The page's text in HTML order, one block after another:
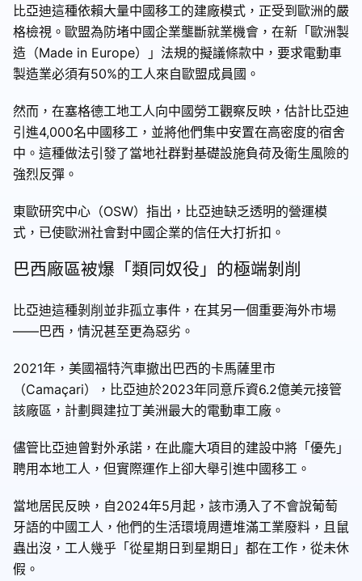
比亞迪這種依賴大量中國移工的建廠模式，正受到歐洲的嚴
格檢視。歐盟為防堵中國企業壟斷就業機會，在新「歐洲製
造（Made in Europe）」法規的擬議條款中，要求電動車
製造業必須有50%的工人來自歐盟成員國。
然而，在塞格德工地工人向中國勞工觀察反映，估計比亞迪
引進4,000名中國移工，並將他們集中安置在高密度的宿舍
中。這種做法引發了當地社群對基礎設施負荷及衛生風險的
強烈反彈。
東歐研究中心（OSW）指出，比亞迪缺乏透明的營運模
式，已使歐洲社會對中國企業的信任大打折扣。
巴西廠區被爆「類同奴役」的極端剝削
比亞迪這種剝削並非孤立事件，在其另一個重要海外市場
——巴西，情況甚至更為惡劣。
2021年，美國福特汽車撤出巴西的卡馬薩里市
（Camaçari），比亞迪於2023年同意斥資6.2億美元接管
該廠區，計劃興建拉丁美洲最大的電動車工廠。
儘管比亞迪曾對外承諾，在此龐大項目的建設中將「優先」
聘用本地工人，但實際運作上卻大舉引進中國移工。
當地居民反映，自2024年5月起，該市湧入了不會說葡萄
牙語的中國工人，他們的生活環境周遭堆滿工業廢料，且鼠
蟲出沒，工人幾乎「從星期日到星期日」都在工作，從未休
假。